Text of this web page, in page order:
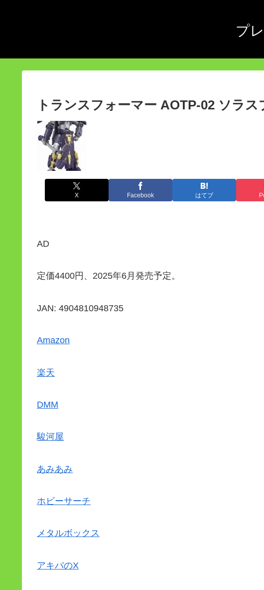
プ
トランスフォーマー AOTP-02 ソラス
X Facebook はてブ
AD
定価4400円、2025年6月発売予定。
JAN: 4904810948735
Amazon
楽天
DMM
駿河屋
あみあみ
ホビーサーチ
メタルボックス
アキバのX